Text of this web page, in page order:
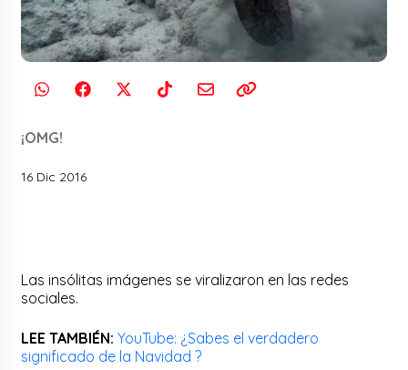
¡OMG!
16 Dic 2016
Las insólitas imágenes se viralizaron en las redes
sociales.
LEE TAMBIÉN: YouTube: ¿Sabes el verdadero
significado de la Navidad ?